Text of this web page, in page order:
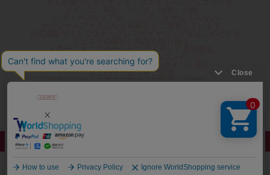
人気ランキングやテレビなどメディア着用商品、
雑誌掲載商品情報を紹介するコンテンツ、
プレゼント包装無料や独自のポイント還元
などのサービスをご提供。
心躍るインポートアクセサリーや時計、小物などで、
夢やときめきを与えられるよう願っています。
◆ギフトラッピング無料/11,000円以上のご注文で送料無料◆